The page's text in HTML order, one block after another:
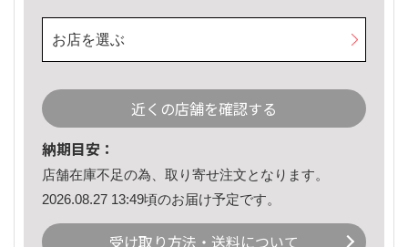
お店を選ぶ
近くの店舗を確認する
納期目安：
店舗在庫不足の為、取り寄せ注文となります。
2026.08.27 13:49頃のお届け予定です。
受け取り方法・送料について